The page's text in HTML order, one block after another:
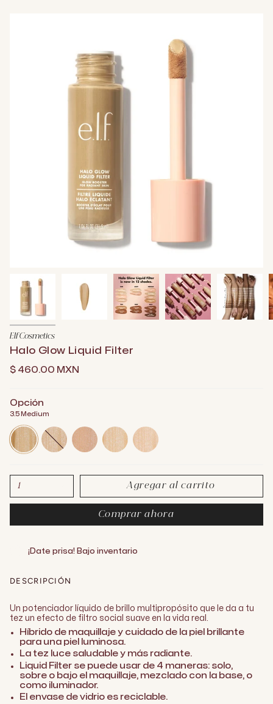
Elf Cosmetics
Halo Glow Liquid Filter
$ 460.00 MXN
Opción
3.5 Medium
3-
5-
medium
2-
fair-
light
3-
light-
medium
0-
5-
fair-
0-
fair-
neutral
1 Agregar al carrito
Comprar ahora
¡Date prisa! Bajo inventario
DESCRIPCIÓN
Un potenciador líquido de brillo multipropósito que le da a tu
tez un efecto de filtro social suave en la vida real.
Híbrido de maquillaje y cuidado de la piel brillante
para una piel luminosa.
La tez luce saludable y más radiante.
Liquid Filter se puede usar de 4 maneras: solo,
sobre o bajo el maquillaje, mezclado con la base, o
como iluminador.
El envase de vidrio es reciclable.